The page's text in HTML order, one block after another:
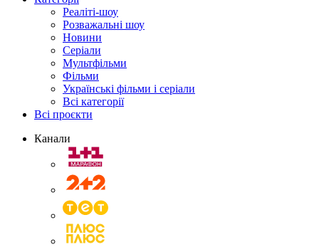
Реаліті-шоу
Розважальні шоу
Новини
Серіали
Мультфільми
Фільми
Українські фільми і серіали
Всі категорії
Всі проєкти
Канали